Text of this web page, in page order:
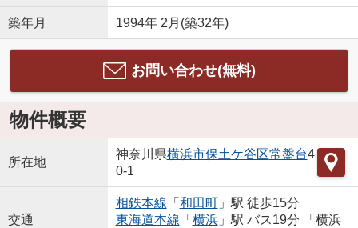
築年月 1994年 2月(築32年)
お問い合わせ(無料)
物件概要
所在地
神奈川県横浜市保土ケ谷区常盤台4
0-1
交通
相鉄本線 「 和田町」駅 徒歩15分
東海道本線 「 横浜」駅 バス19分 「横浜